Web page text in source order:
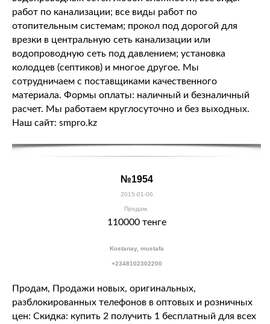
работ по канализации; все виды работ по
отопительным системам; прокол под дорогой для
врезки в центральную сеть канализации или
водопроводную сеть под давлением; установка
колодцев (септиков) и многое другое. Мы
сотрудничаем с поставщиками качественного
материала. Формы оплаты: наличный и безналичный
расчет. Мы работаем круглосуточно и без выходных.
Наш сайт: smpro.kz
№1954
2015-01-06
Продам.
110000 тенге
Kostanay, mustafa
+2348102302200
Продам, Продажи новых, оригинальных,
разблокированных телефонов в оптовых и розничных
цен: Скидка: купить 2 получить 1 бесплатный для всех